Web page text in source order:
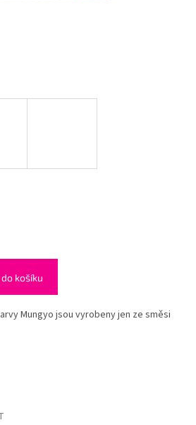
košíku
Mungyo jsou vyrobeny jen ze směsi